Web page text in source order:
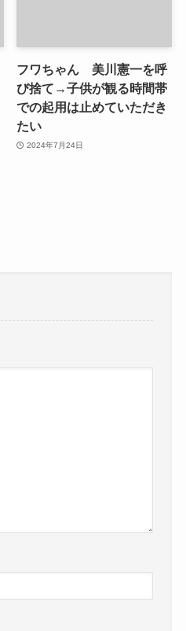
フワちゃん 美川憲一を呼
び捨て→子供が観る時間帯
での起用は止めていただき
たい
2024年7月24日